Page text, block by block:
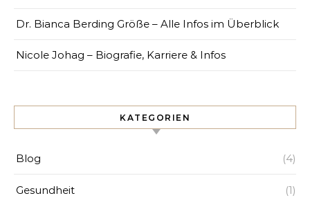
Dr. Bianca Berding Größe – Alle Infos im Überblick
Nicole Johag – Biografie, Karriere & Infos
KATEGORIEN
Blog (4)
Gesundheit (1)